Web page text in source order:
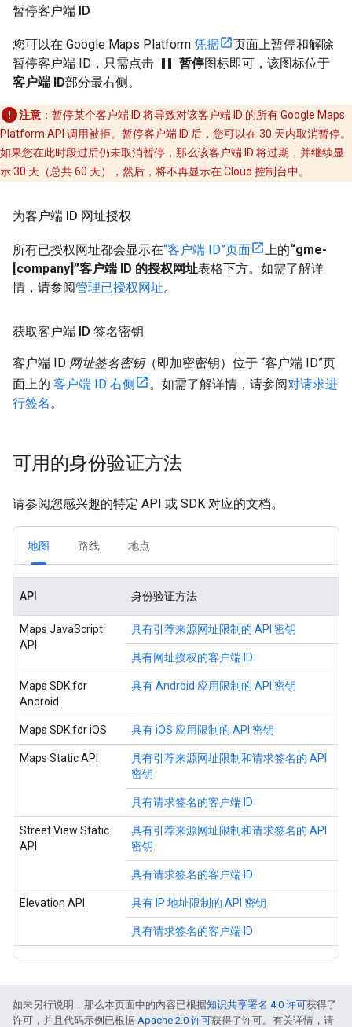
暂停客户端 ID
您可以在 Google Maps Platform 凭据
页面上暂停和解除
暂停客户端 ID，只需点击 pause 暂停图标即可，该图标位于
客户端 ID部分最右侧。
注意 ：暂停某个客户端 ID 将导致对该客户端 ID 的所有 Google Maps
Platform API 调用被拒。暂停客户端 ID 后，您可以在 30 天内取消暂停。
如果您在此时段过后仍未取消暂停，那么该客户端 ID 将过期，并继续显
示 30 天（总共 60 天），然后，将不再显示在 Cloud 控制台中。
为客户端 ID 网址授权
所有已授权网址都会显示在“客户端 ID”页面 上的“gme-
[company]”客户端 ID 的授权网址表格下方。如需了解详
情，请参阅管理已授权网址。
获取客户端 ID 签名密钥
客户端 ID 网址签名密钥（即加密密钥）位于 “客户端 ID”页
面上的 客户端 ID 右侧 。如需了解详情，请参阅对请求进
行签名。
可用的身份验证方法
请参阅您感兴趣的特定 API 或 SDK 对应的文档。
地图 路线 地点
API 身份验证方法
Maps JavaScript
API
具有引荐来源网址限制的 API 密钥
具有网址授权的客户端 ID
Maps SDK for
Android
具有 Android 应用限制的 API 密钥
Maps SDK for iOS 具有 iOS 应用限制的 API 密钥
Maps Static API
具有引荐来源网址限制和请求签名的 API
密钥
具有请求签名的客户端 ID
Street View Static
API
具有引荐来源网址限制和请求签名的 API
密钥
具有请求签名的客户端 ID
Elevation API 具有 IP 地址限制的 API 密钥
具有请求签名的客户端 ID
如未另行说明，那么本页面中的内容已根据知识共享署名 4.0 许可获得了
许可，并且代码示例已根据 Apache 2.0 许可获得了许可。有关详情，请